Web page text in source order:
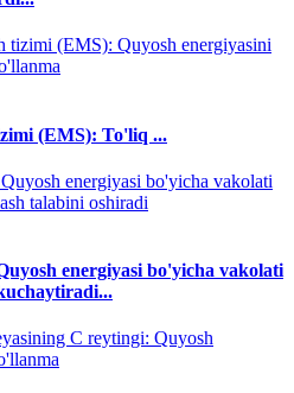
(EMS): To'liq ...
energiyasi bo'yicha vakolati